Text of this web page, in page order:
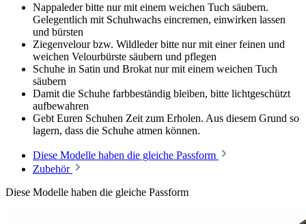
Nappaleder bitte nur mit einem weichen Tuch säubern.
Gelegentlich mit Schuhwachs eincremen, einwirken lassen
und bürsten
Ziegenvelour bzw. Wildleder bitte nur mit einer feinen und
weichen Velourbürste säubern und pflegen
Schuhe in Satin und Brokat nur mit einem weichen Tuch
säubern
Damit die Schuhe farbbeständig bleiben, bitte lichtgeschützt
aufbewahren
Gebt Euren Schuhen Zeit zum Erholen. Aus diesem Grund so
lagern, dass die Schuhe atmen können.
Diese Modelle haben die gleiche Passform
Zubehör
Diese Modelle haben die gleiche Passform